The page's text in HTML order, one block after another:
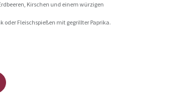
Kirschen und einem würzigen
oder Fleischspießen mit gegrillter Paprika.